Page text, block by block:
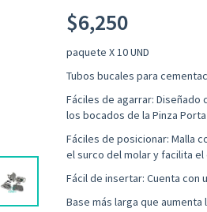
$6,250
paquete X 10 UND
Tubos bucales para
Fáciles de agarrar:
los bocados de la Pinza
Fáciles de posicionar: Malla
el surco del molar y facilita
Fácil de insertar: Cuenta con
Base más larga que